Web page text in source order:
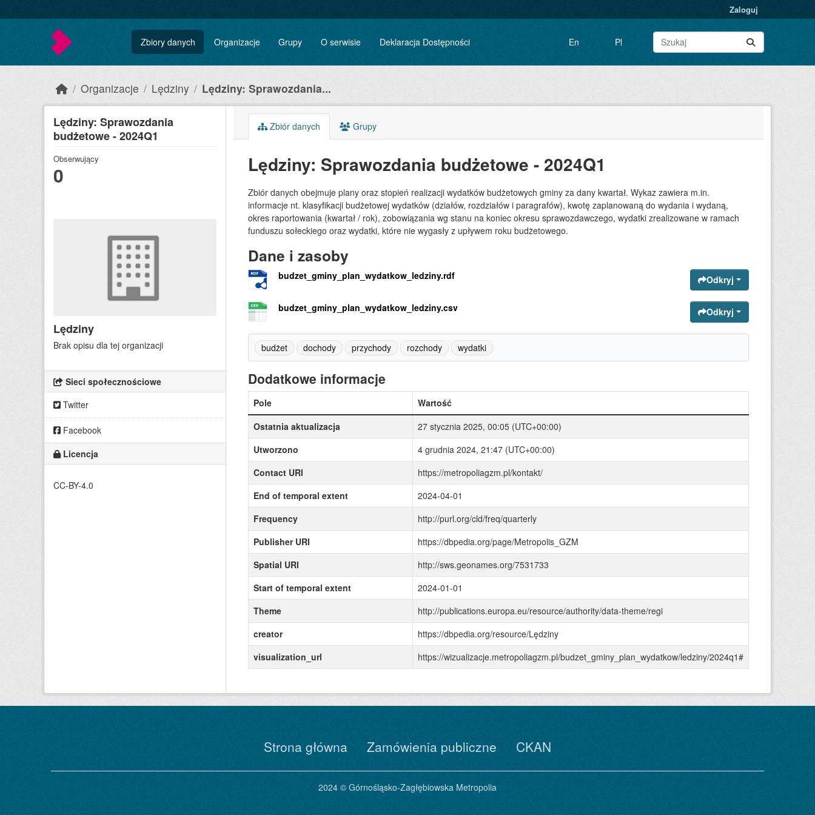
Zaloguj
Zbiory danych Organizacje Grupy O serwisie Deklaracja Dostępności En Pl
Organizacje Lędziny Lędziny: Sprawozdania...
Lędziny: Sprawozdania
budżetowe - 2024Q1
Obserwujący
0
Lędziny
Brak opisu dla tej organizacji
Sieci społecznościowe
Twitter
Facebook
Licencja
CC-BY-4.0
Zbiór danych Grupy
Lędziny: Sprawozdania budżetowe - 2024Q1
Zbiór danych obejmuje plany oraz stopień realizacji wydatków budżetowych gminy za dany kwartał. Wykaz zawiera m.in.
informacje nt. klasyfikacji budżetowej wydatków (działów, rozdziałów i paragrafów), kwotę zaplanowaną do wydania i wydaną,
okres raportowania (kwartał / rok), zobowiązania wg stanu na koniec okresu sprawozdawczego, wydatki zrealizowane w ramach
funduszu sołeckiego oraz wydatki, które nie wygasły z upływem roku budżetowego.
Dane i zasoby
budzet_gminy_plan_wydatkow_ledziny.rdf Odkryj
budzet_gminy_plan_wydatkow_ledziny.csv Odkryj
budżet dochody przychody rozchody wydatki
Dodatkowe informacje
Pole
Wartość
Ostatnia aktualizacja
27 stycznia 2025, 00:05 (UTC+00:00)
Utworzono
4 grudnia 2024, 21:47 (UTC+00:00)
Contact URI
https://metropoliagzm.pl/kontakt/
End of temporal extent
2024-04-01
Frequency
http://purl.org/cld/freq/quarterly
Publisher URI
https://dbpedia.org/page/Metropolis_GZM
Spatial URI
http://sws.geonames.org/7531733
Start of temporal extent
2024-01-01
Theme
http://publications.europa.eu/resource/authority/data-theme/regi
creator
https://dbpedia.org/resource/Lędziny
visualization_url
https://wizualizacje.metropoliagzm.pl/budzet_gminy_plan_wydatkow/ledziny/2024q1#
Strona główna Zamówienia publiczne CKAN
2024 © Górnośląsko-Zagłębiowska Metropolia